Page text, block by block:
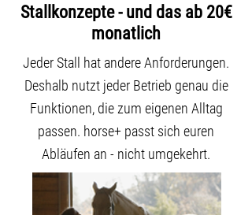
Stallkonzepte - und das ab 20€
monatlich
Jeder Stall hat andere Anforderungen.
Deshalb nutzt jeder Betrieb genau die
Funktionen, die zum eigenen Alltag
passen. horse+ passt sich euren
Abläufen an - nicht umgekehrt.